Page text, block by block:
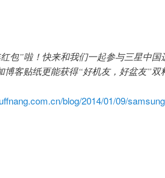
包”啦！快来和我们一起参与三星中
博客贴纸更能获得“好机友，好盆友”
blog/2014/01/09/